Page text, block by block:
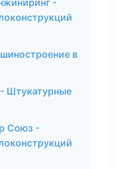
-
в
Штукатурные
Союз -